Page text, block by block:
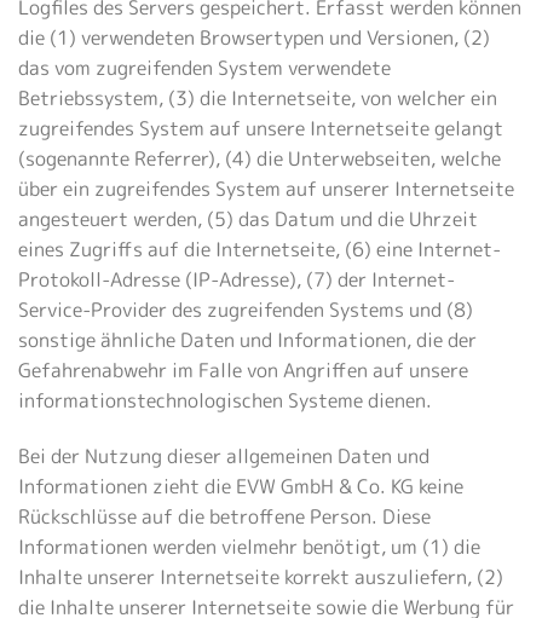
Logfiles des Servers gespeichert. Erfasst werden können
die (1) verwendeten Browsertypen und Versionen, (2)
das vom zugreifenden System verwendete
Betriebssystem, (3) die Internetseite, von welcher ein
zugreifendes System auf unsere Internetseite gelangt
(sogenannte Referrer), (4) die Unterwebseiten, welche
über ein zugreifendes System auf unserer Internetseite
angesteuert werden, (5) das Datum und die Uhrzeit
eines Zugriffs auf die Internetseite, (6) eine Internet-
Protokoll-Adresse (IP-Adresse), (7) der Internet-
Service-Provider des zugreifenden Systems und (8)
sonstige ähnliche Daten und Informationen, die der
Gefahrenabwehr im Falle von Angriffen auf unsere
informationstechnologischen Systeme dienen.
Bei der Nutzung dieser allgemeinen Daten und
Informationen zieht die EVW GmbH & Co. KG keine
Rückschlüsse auf die betroffene Person. Diese
Informationen werden vielmehr benötigt, um (1) die
Inhalte unserer Internetseite korrekt auszuliefern, (2)
die Inhalte unserer Internetseite sowie die Werbung für